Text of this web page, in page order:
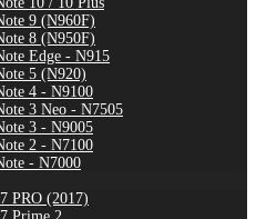
9 (N960F)
8 (N950F)
Edge - N915
5 (N920)
4 - N9100
3 Neo - N7505
3 - N9005
2 - N7100
- N7000
PRO (2017)